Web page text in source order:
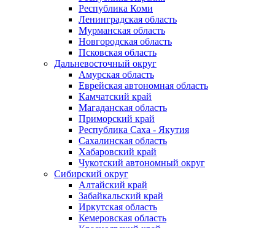
Республика Коми
Ленинградская область
Мурманская область
Новгородская область
Псковская область
Дальневосточный округ
Амурская область
Еврейская автономная область
Камчатский край
Магаданская область
Приморский край
Республика Саха - Якутия
Сахалинская область
Хабаровский край
Чукотский автономный округ
Сибирский округ
Алтайский край
Забайкальский край
Иркутская область
Кемеровская область